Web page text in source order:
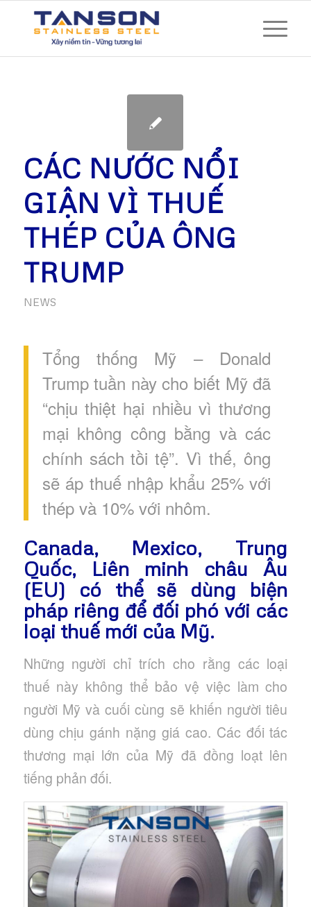
CÁC NƯỚC NỔI
GIẬN VÌ THUẾ
THÉP CỦA ÔNG
TRUMP
NEWS
Tổng thống Mỹ – Donald
Trump tuần này cho biết Mỹ đã
“chịu thiệt hại nhiều vì thương
mại không công bằng và các
chính sách tồi tệ”. Vì thế, ông
sẽ áp thuế nhập khẩu 25% với
thép và 10% với nhôm.
Canada, Mexico, Trung
Quốc, Liên minh châu Âu
(EU) có thể sẽ dùng biện
pháp riêng để đối phó với các
loại thuế mới của Mỹ.
Những người chỉ trích cho rằng các loại
thuế này không thể bảo vệ việc làm cho
người Mỹ và cuối cùng sẽ khiến người tiêu
dùng chịu gánh nặng giá cao. Các đối tác
thương mại lớn của Mỹ đã đồng loạt lên
tiếng phản đối.